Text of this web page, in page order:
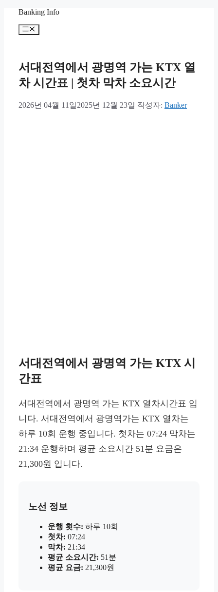
Banking Info
메
서대전역에서 광명역 가는 KTX 열
차 시간표 | 첫차 막차 소요시간
2026년 04월 11일2025년 12월 23일 작성자: Banker
서대전역에서 광명역 가는 KTX 시
간표
서대전역에서 광명역 가는 KTX 열차시간표 입
니다. 서대전역에서 광명역가는 KTX 열차는
하루 10회 운행 중입니다. 첫차는 07:24 막차는
21:34 운행하며 평균 소요시간 51분 요금은
21,300원 입니다.
노선 정보
운행 횟수: 하루 10회
첫차: 07:24
막차: 21:34
평균 소요시간: 51분
평균 요금: 21,300원